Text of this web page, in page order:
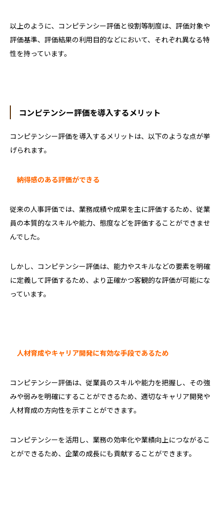
以上のように、コンピテンシー評価と役割等制度は、評価対象や
評価基準、評価結果の利用目的などにおいて、それぞれ異なる特
性を持っています。
コンピテンシー評価を導入するメリット
コンピテンシー評価を導入するメリットは、以下のような点が挙
げられます。
納得感のある評価ができる
従来の人事評価では、業務成績や成果を主に評価するため、従業
員の本質的なスキルや能力、態度などを評価することができませ
んでした。
しかし、コンピテンシー評価は、能力やスキルなどの要素を明確
に定義して評価するため、より正確かつ客観的な評価が可能にな
っています。
人材育成やキャリア開発に有効な手段であるため
コンピテンシー評価は、従業員のスキルや能力を把握し、その強
みや弱みを明確にすることができるため、適切なキャリア開発や
人材育成の方向性を示すことができます。
コンピテンシーを活用し、業務の効率化や業績向上につながるこ
とができるため、企業の成長にも貢献することができます。